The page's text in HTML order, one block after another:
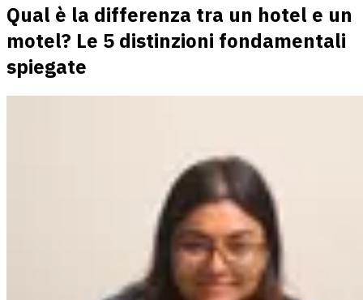
Qual è la differenza tra un hotel e un
motel? Le 5 distinzioni fondamentali
spiegate